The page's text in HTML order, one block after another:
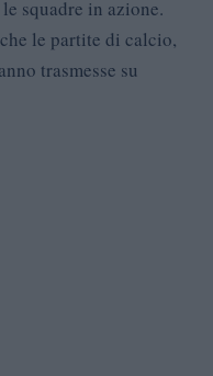
squadre in azione.
le partite di calcio,
trasmesse su